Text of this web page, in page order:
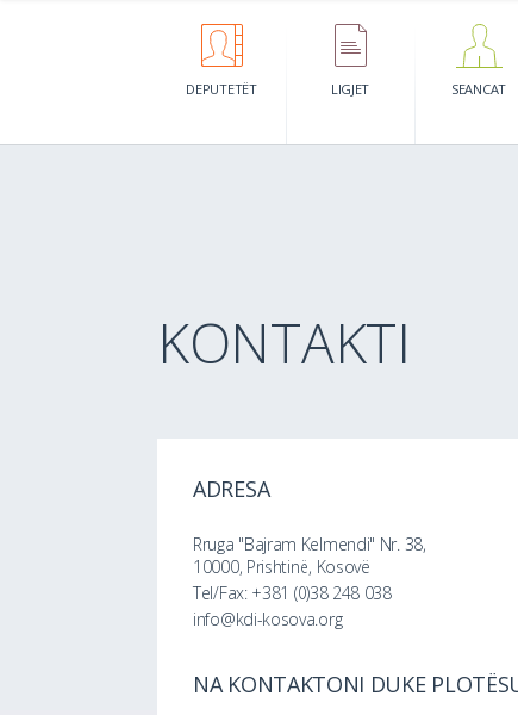
DEPUTETËT LIGJET SEANCAT
KONTAKTI
ADRESA
Rruga "Bajram Kelmendi" Nr. 38,
10000, Prishtinë, Kosovë
Tel/Fax: +381 (0)38 248 038
info@kdi-kosova.org
NA KONTAKTONI DUKE